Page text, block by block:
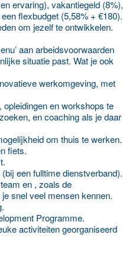
ervaring), vakantiegeld (8%),
flexbudget (5,58% + €180).
om jezelf te ontwikkelen.
aan arbeidsvoorwaarden
situatie past. Wat je ook
werkomgeving, met
en workshops te
en coaching als je daar
om thuis te werken.
fiets.
een fulltime dienstverband).
en , zoals de
snel veel mensen kennen.
Programme.
activiteiten georganiseerd